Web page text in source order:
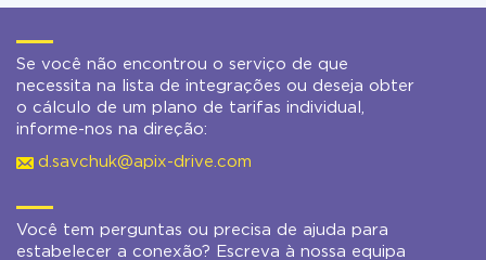
Se você não encontrou o serviço de que
necessita na lista de integrações ou deseja obter
o cálculo de um plano de tarifas individual,
informe-nos na direção:
d.savchuk@apix-drive.com
Você tem perguntas ou precisa de ajuda para
estabelecer a conexão? Escreva à nossa equipa